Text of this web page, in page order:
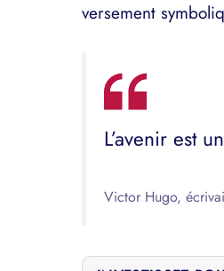
versement
L’avenir est
Victor Hugo,